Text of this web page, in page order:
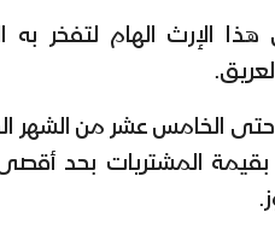
الإرث الهام لتفخر به
الخامس عشر من الشهر